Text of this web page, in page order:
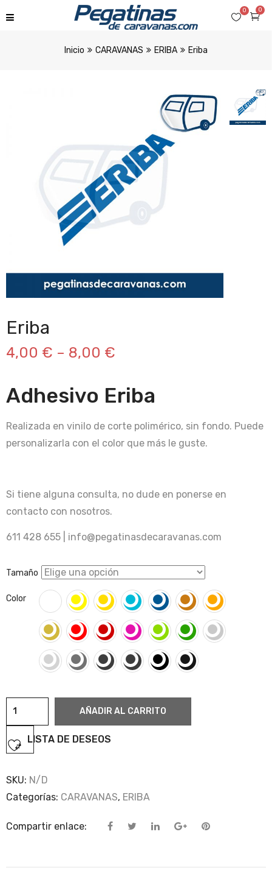
0
0
Inicio CARAVANAS ERIBA Eriba
Eriba
4,00 € – 8,00 €
Adhesivo Eriba
Realizada en vinilo de corte polimérico, sin fondo. Puede
personalizarla con el color que más le guste.
Si tiene alguna consulta, no dude en ponerse en
contacto con nosotros.
611 428 655 | info@pegatinasdecaravanas.com
Tamaño
Color
Eriba
AÑADIR AL CARRITO
LISTA DE DESEOS
SKU: N/D
Categorías: CARAVANAS, ERIBA
Compartir enlace: